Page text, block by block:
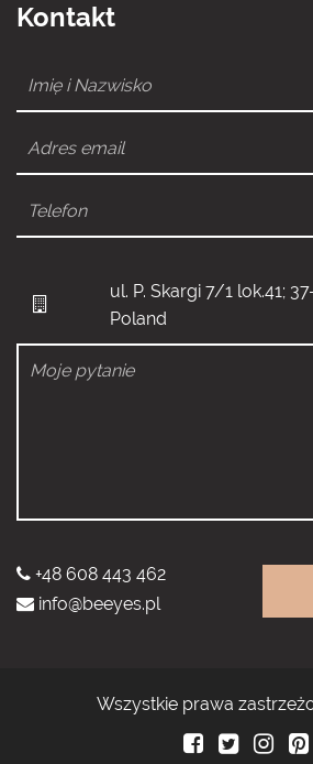
Kontakt
ul. P. Skargi 7/1 lok.41;
Poland
+48 608 443 462
info@beeyes.pl
Wszystkie prawa